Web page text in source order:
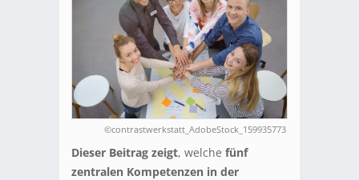
©contrastwerkstatt_AdobeStock_159935773
Dieser Beitrag zeigt, welche fünf
zentralen Kompetenzen in der